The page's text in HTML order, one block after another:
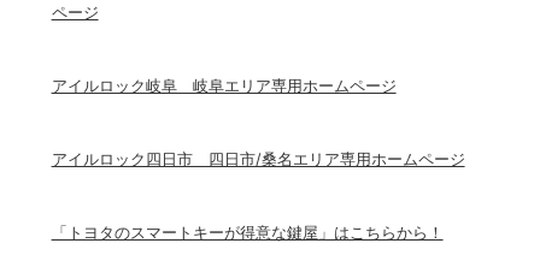
ページ
アイルロック岐阜 岐阜エリア専用ホームページ
アイルロック四日市 四日市/桑名エリア専用ホームページ
「トヨタのスマートキーが得意な鍵屋」はこちらから！